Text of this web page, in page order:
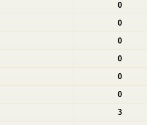
0
0
0
0
0
0
3